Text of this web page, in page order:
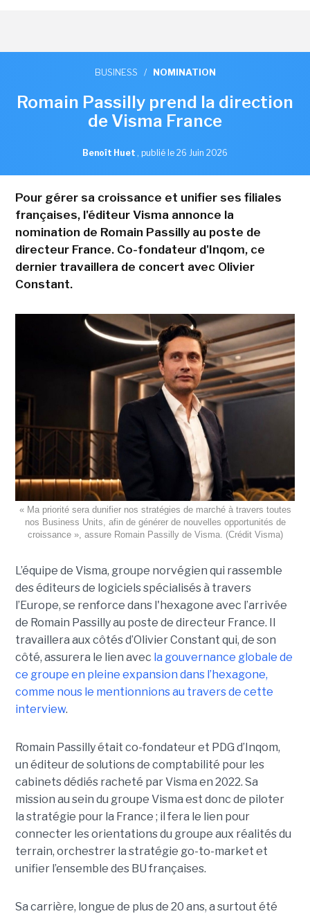
BUSINESS / NOMINATION
Romain Passilly prend la direction
de Visma France
Benoît Huet , publié le 26 Juin 2026
Pour gérer sa croissance et unifier ses filiales
françaises, l'éditeur Visma annonce la
nomination de Romain Passilly au poste de
directeur France. Co-fondateur d'Inqom, ce
dernier travaillera de concert avec Olivier
Constant.
« Ma priorité sera dunifier nos stratégies de marché à travers toutes
nos Business Units, afin de générer de nouvelles opportunités de
croissance », assure Romain Passilly de Visma. (Crédit Visma)
L’équipe de Visma, groupe norvégien qui rassemble
des éditeurs de logiciels spécialisés à travers
l’Europe, se renforce dans l'hexagone avec l’arrivée
de Romain Passilly au poste de directeur France. Il
travaillera aux côtés d’Olivier Constant qui, de son
côté, assurera le lien avec la gouvernance globale de
ce groupe en pleine expansion dans l’hexagone,
comme nous le mentionnions au travers de cette
interview.
Romain Passilly était co-fondateur et PDG d’Inqom,
un éditeur de solutions de comptabilité pour les
cabinets dédiés racheté par Visma en 2022. Sa
mission au sein du groupe Visma est donc de piloter
la stratégie pour la France ; il fera le lien pour
connecter les orientations du groupe aux réalités du
terrain, orchestrer la stratégie go-to-market et
unifier l’ensemble des BU françaises.
Sa carrière, longue de plus de 20 ans, a surtout été